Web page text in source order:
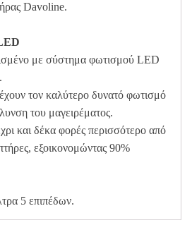
Davoline.
με σύστημα φωτισμού LED
τον καλύτερο δυνατό φωτισμό
του μαγειρέματος.
και δέκα φορές περισσότερο από
εξοικονομώντας 90%
5 επιπέδων.